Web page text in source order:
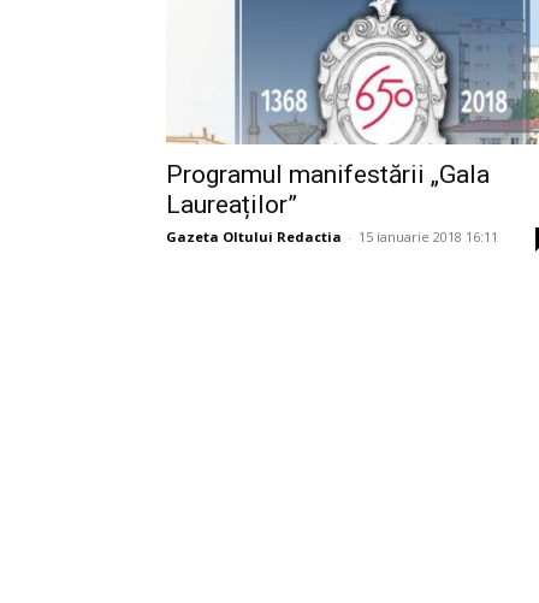
Programul manifestării „Gala
Laureaților”
Gazeta Oltului Redactia - 15 ianuarie 2018 16:11